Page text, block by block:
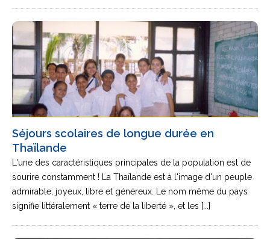
Séjours scolaires de longue durée en
Thaïlande
L'une des caractéristiques principales de la population est de
sourire constamment ! La Thaïlande est à l'image d'un peuple
admirable, joyeux, libre et généreux. Le nom même du pays
signifie littéralement « terre de la liberté », et les [...]